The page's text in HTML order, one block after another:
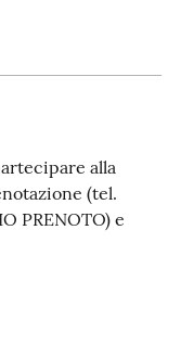
alla
(tel.
PRENOTO) e